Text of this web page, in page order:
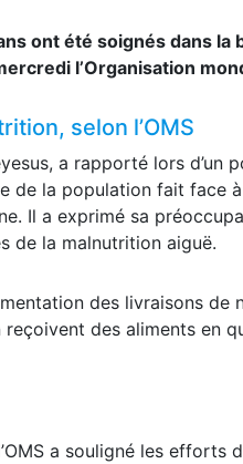
ont été soignés dans la
l’Organisation
selon l’OMS
a rapporté lors d’un
de la population fait face
Il a exprimé sa
de la malnutrition aiguë.
des livraisons de
des aliments en
a souligné les efforts